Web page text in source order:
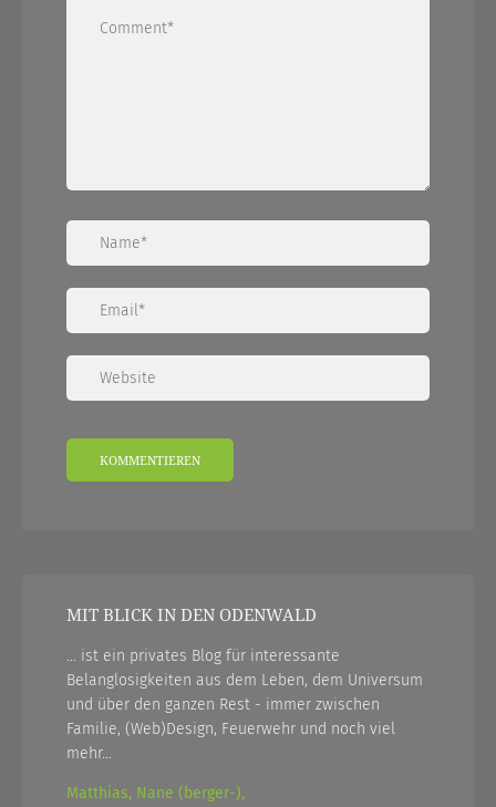
MIT BLICK IN DEN ODENWALD
... ist ein privates Blog für interessante
Belanglosigkeiten aus dem Leben, dem Universum
und über den ganzen Rest - immer zwischen
Familie, (Web)Design, Feuerwehr und noch viel
mehr...
Matthias, Nane (berger-),